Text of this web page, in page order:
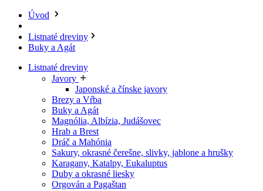
Úvod
Listnaté dreviny
Buky a Agát
Listnaté dreviny
Javory
Japonské a čínske javory
Brezy a Vŕba
Buky a Agát
Magnólia, Albízia, Judášovec
Hrab a Brest
Dráč a Mahónia
Sakury, okrasné čerešne, slivky, jablone a hrušky
Karagany, Katalpy, Eukaluptus
Duby a okrasné liesky
Orgován a Pagaštan